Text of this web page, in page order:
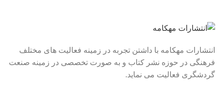
انتشارات مهکامه با داشتن تجربه در زمینه فعالیت های مختلف
فرهنگی در حوزه نشر کتاب و به صورت تخصصی در زمینه صنعت
گردشگری فعالیت می نماید.